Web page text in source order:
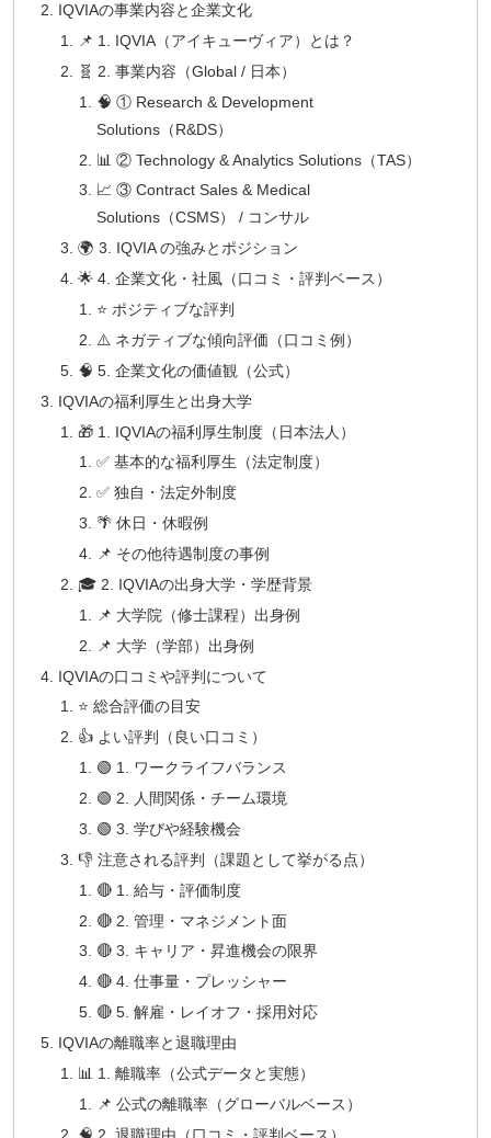
IQVIAの事業内容と企業文化
📌 1. IQVIA（アイキューヴィア）とは？
🧬 2. 事業内容（Global / 日本）
🧠 ① Research & Development
Solutions（R&DS）
📊 ② Technology & Analytics Solutions（TAS）
📈 ③ Contract Sales & Medical
Solutions（CSMS） / コンサル
🌍 3. IQVIA の強みとポジション
🌟 4. 企業文化・社風（口コミ・評判ベース）
⭐ ポジティブな評判
⚠️ ネガティブな傾向評価（口コミ例）
🧠 5. 企業文化の価値観（公式）
IQVIAの福利厚生と出身大学
🎁 1. IQVIAの福利厚生制度（日本法人）
✅ 基本的な福利厚生（法定制度）
✅ 独自・法定外制度
🌴 休日・休暇例
📌 その他待遇制度の事例
🎓 2. IQVIAの出身大学・学歴背景
📌 大学院（修士課程）出身例
📌 大学（学部）出身例
IQVIAの口コミや評判について
⭐ 総合評価の目安
👍 よい評判（良い口コミ）
🟢 1. ワークライフバランス
🟢 2. 人間関係・チーム環境
🟢 3. 学びや経験機会
👎 注意される評判（課題として挙がる点）
🔴 1. 給与・評価制度
🔴 2. 管理・マネジメント面
🔴 3. キャリア・昇進機会の限界
🔴 4. 仕事量・プレッシャー
🔴 5. 解雇・レイオフ・採用対応
IQVIAの離職率と退職理由
📊 1. 離職率（公式データと実態）
📌 公式の離職率（グローバルベース）
🧠 2. 退職理由（口コミ・評判ベース）